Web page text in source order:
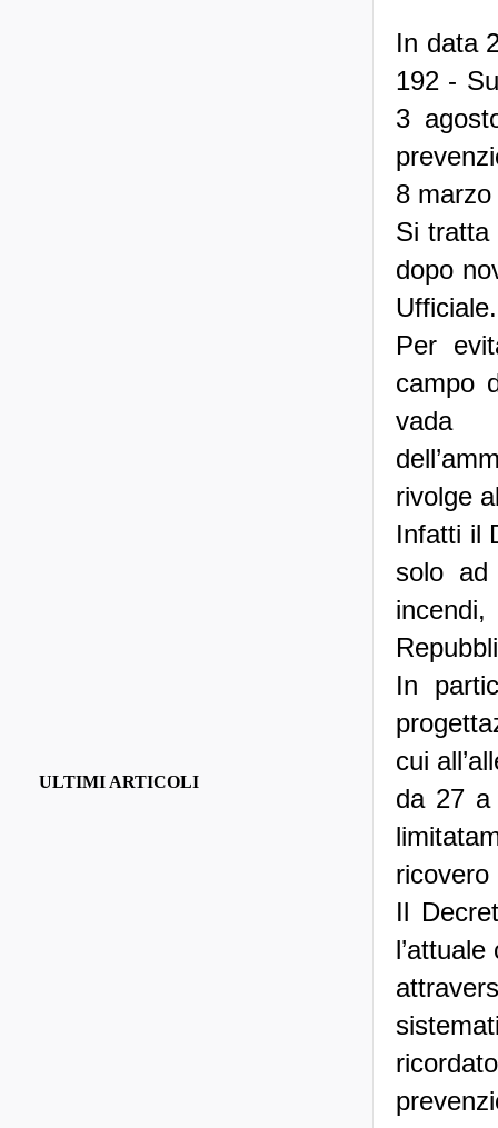
In data
192 -
3
8 marzo
Si tratta
dopo
Ufficiale.
Per
campo
vada
rivolge
Infatti il
solo ad
incendi,
In
cui
da 27
ricovero
Il
ULTIMI ARTICOLI